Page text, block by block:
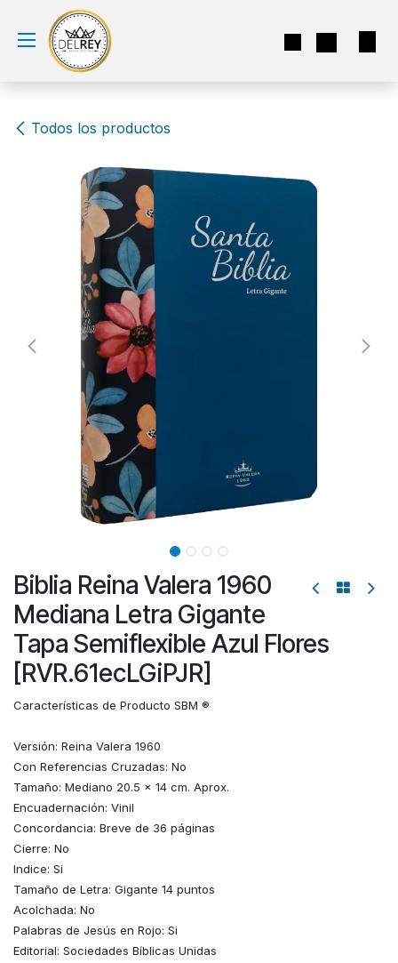
Ir al contenido
Todos los productos
Biblia Reina Valera 1960
Mediana Letra Gigante
Tapa Semiflexible Azul Flores
[RVR.61ecLGiPJR]
Características de Producto SBM ®
Versión: Reina Valera 1960
Con Referencias Cruzadas: No
Tamaño: Mediano 20.5 x 14 cm. Aprox.
Encuadernación: Vinil
Concordancia: Breve de 36 páginas
Cierre: No
Indice: Si
Tamaño de Letra: Gigante 14 puntos
Acolchada: No
Palabras de Jesús en Rojo: Si
Editorial: Sociedades Bíblicas Unidas